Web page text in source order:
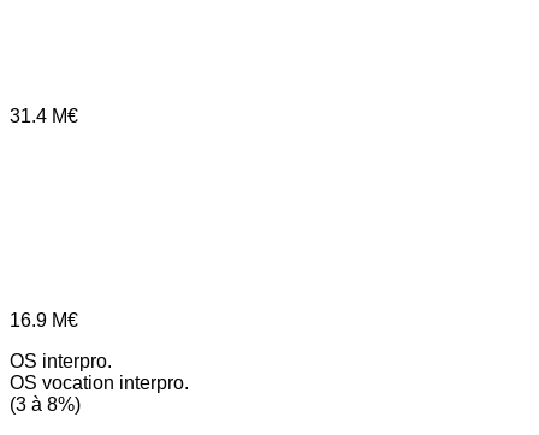
31.4 M€
16.9 M€
OS interpro.
OS vocation interpro.
(3 à 8%)